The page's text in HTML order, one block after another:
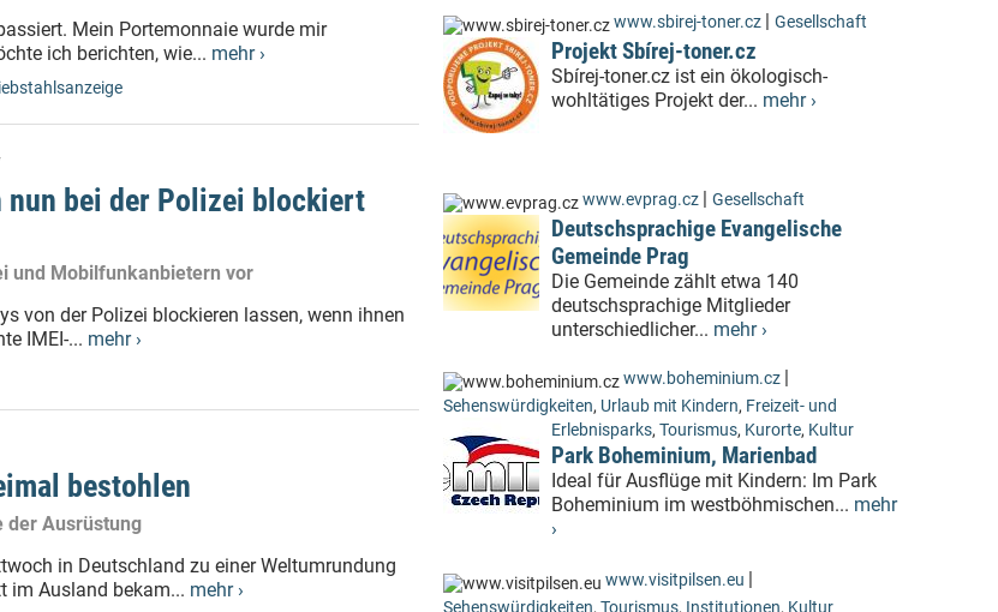
Mein Portemonnaie wurde mir
ich berichten, wie... mehr ›
nun bei der Polizei blockiert
und Mobilfunkanbietern vor
von der Polizei blockieren lassen, wenn ihnen
IMEI-... mehr ›
bestohlen
der Ausrüstung
in Deutschland zu einer Weltumrundung
im Ausland bekam... mehr ›
www.sbirej-toner.cz | Gesellschaft
Projekt Sbírej-toner.cz
Sbírej-toner.cz ist ein ökologisch-
wohltätiges Projekt der... mehr ›
www.evprag.cz | Gesellschaft
Deutschsprachige Evangelische
Gemeinde Prag
Die Gemeinde zählt etwa 140
deutschsprachige Mitglieder
unterschiedlicher... mehr ›
www.boheminium.cz |
Sehenswürdigkeiten, Urlaub mit Kindern, Freizeit- und
Erlebnisparks, Tourismus, Kurorte, Kultur
Park Boheminium, Marienbad
Ideal für Ausflüge mit Kindern: Im Park
Boheminium im westböhmischen... mehr
›
www.visitpilsen.eu |
Sehenswürdigkeiten, Tourismus, Institutionen, Kultur